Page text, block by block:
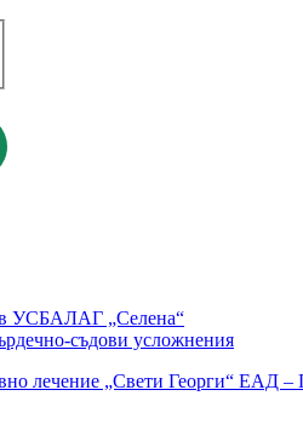
в УСБАЛАГ „Селена“
съдови усложнения